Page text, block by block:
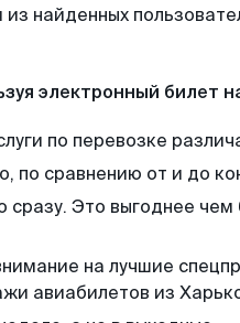
из найденных
электронный билет
по перевозке
по сравнению от и до
сразу. Это выгоднее
на лучшие
авиабилетов из